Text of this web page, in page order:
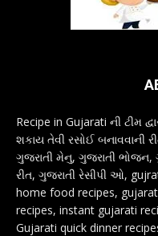
Recipe in Gujarati ની ટીમ
શકાય તેવી રસોઈ બનાવવાની
ગુજરાતી મેનુ, ગુજરાતી ભોજન,
રીત, ગુજરાતી રેસીપી ઓ,
home food recipes,
recipes, instant gujarati
Gujarati quick dinner